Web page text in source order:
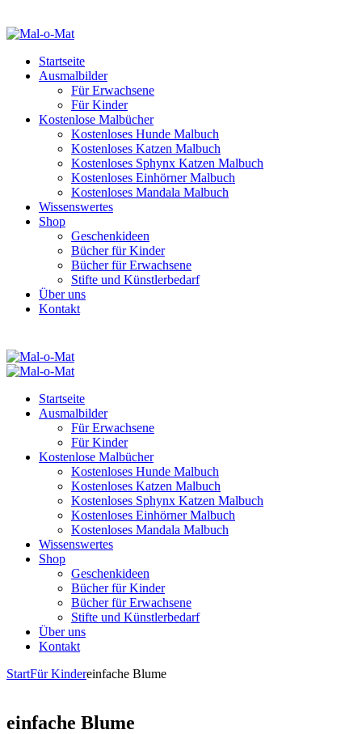
Startseite
Ausmalbilder
Für Erwachsene
Für Kinder
Kostenlose Malbücher
Kostenloses Hunde Malbuch
Kostenloses Katzen Malbuch
Kostenloses Sphynx Katzen Malbuch
Kostenloses Einhörner Malbuch
Kostenloses Mandala Malbuch
Wissenswertes
Shop
Geschenkideen
Bücher für Kinder
Bücher für Erwachsene
Stifte und Künstlerbedarf
Über uns
Kontakt
Startseite
Ausmalbilder
Für Erwachsene
Für Kinder
Kostenlose Malbücher
Kostenloses Hunde Malbuch
Kostenloses Katzen Malbuch
Kostenloses Sphynx Katzen Malbuch
Kostenloses Einhörner Malbuch
Kostenloses Mandala Malbuch
Wissenswertes
Shop
Geschenkideen
Bücher für Kinder
Bücher für Erwachsene
Stifte und Künstlerbedarf
Über uns
Kontakt
StartFür Kindereinfache Blume
einfache Blume